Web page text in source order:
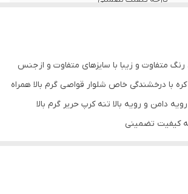
متفاوت و زیبا با سایزهای متفاوت و از جنس
کره با درخشندگی خاص شلوار قواصی گرم بالا همراه
دامن و رویه بالا تنه کرپ حریر گرم بالا
کیفیت تضمینی